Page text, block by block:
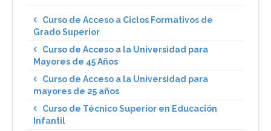
Curso de Acceso a Ciclos Formativos de
Grado Superior
Curso de Acceso a la Universidad para
Mayores de 45 Años
Curso de Acceso a la Universidad para
mayores de 25 años
Curso de Técnico Superior en Educación
Infantil